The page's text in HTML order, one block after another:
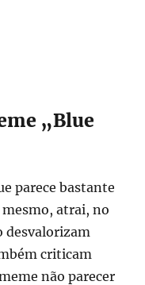
„Blue
parece bastante
atrai, no
desvalorizam
criticam
não parecer